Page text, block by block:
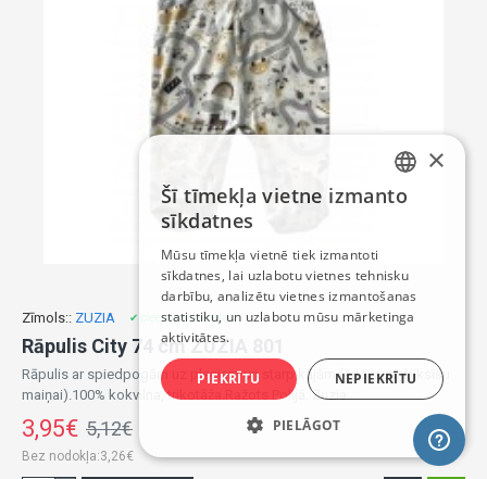
Zīmols:: ZUZIA ✔ pieejams uz vietas
Rāpulis City 74 cm ZUZIA 801
Rāpulis ar spiedpogām uz pleciem un starp kājām (ērtai autiņbiksīšu
maiņai).100% kokvilna, trikotāža.Ražots Polijā. Zuzia..
3,95€ 5,12€
Bez nodokļa:3,26€
LATVIAN
ENGLISH
×
Šī tīmekļa vietne izmanto
sīkdatnes
Mūsu tīmekļa vietnē tiek izmantoti
sīkdatnes, lai uzlabotu vietnes tehnisku
darbību, analizētu vietnes izmantošanas
statistiku, un uzlabotu mūsu mārketinga
aktivitātes.
PIEKRĪTU NEPIEKRĪTU
PIELĀGOT